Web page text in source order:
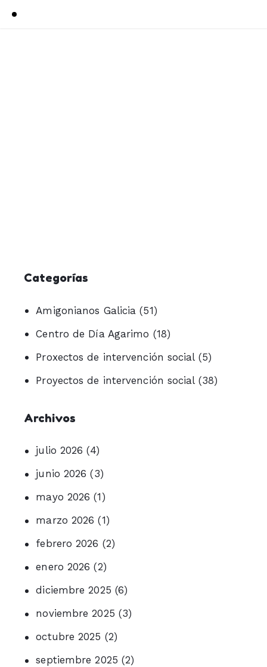
Categorías
Amigonianos Galicia (51)
Centro de Día Agarimo (18)
Proxectos de intervención social(5)
Proyectos de intervención social(38)
Archivos
julio 2026 (4)
junio 2026 (3)
mayo 2026 (1)
marzo 2026 (1)
febrero 2026 (2)
enero 2026 (2)
diciembre 2025 (6)
noviembre 2025 (3)
octubre 2025 (2)
septiembre 2025 (2)